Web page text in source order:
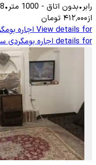
رابر•بدون اتاق -
1000 متر•
8
از۴۱۲٬۰۰۰ تومان
View details for اجاره
details for اجاره بومگردی